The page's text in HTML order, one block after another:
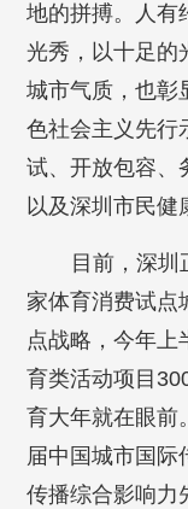
地的拼搏。人有
光秀，以十足的
城市气质，也彰
色社会主义先行
试、开放包容、
以及深圳市民健
目前，深
家体育消费试点
点战略，今年上
育类活动项目
育大年就在眼前
届中国城市国际
传播综合影响力